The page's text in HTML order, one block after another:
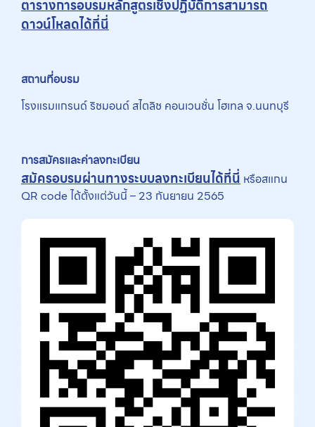
ตารางการอบรมหลักสูตรเชิงปฏิบัติการสามารถ
ดาวน์โหลดได้ที่นี่
สถานที่อบรม
โรงแรมแกรนด์ ริชมอนด์ สไตลิช คอนเวนชั่น โฮเทล จ.นนทบุรี
การสมัครและค่าลงทะเบียน
สมัครอบรมผ่านทางระบบลงทะเบียนได้ที่นี่ หรือสแกน
QR code ได้ตั้งแต่วันนี้ – 23 กันยายน 2565